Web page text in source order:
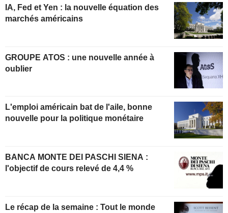
IA, Fed et Yen : la nouvelle équation des
marchés américains
GROUPE ATOS : une nouvelle année à
oublier
L'emploi américain bat de l'aile, bonne
nouvelle pour la politique monétaire
BANCA MONTE DEI PASCHI SIENA :
l'objectif de cours relevé de 4,4 %
Le récap de la semaine : Tout le monde